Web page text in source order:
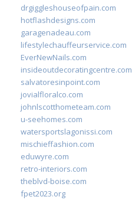
drgiggleshouseofpain.com
hotflashdesigns.com
garagenadeau.com
lifestylechauffeurservice.com
EverNewNails.com
insideoutdecoratingcentre.com
salvatoresinpoint.com
jovialfloralco.com
johnlscotthometeam.com
u-seehomes.com
watersportslagonissi.com
mischieffashion.com
eduwyre.com
retro-interiors.com
theblvd-boise.com
fpet2023.org